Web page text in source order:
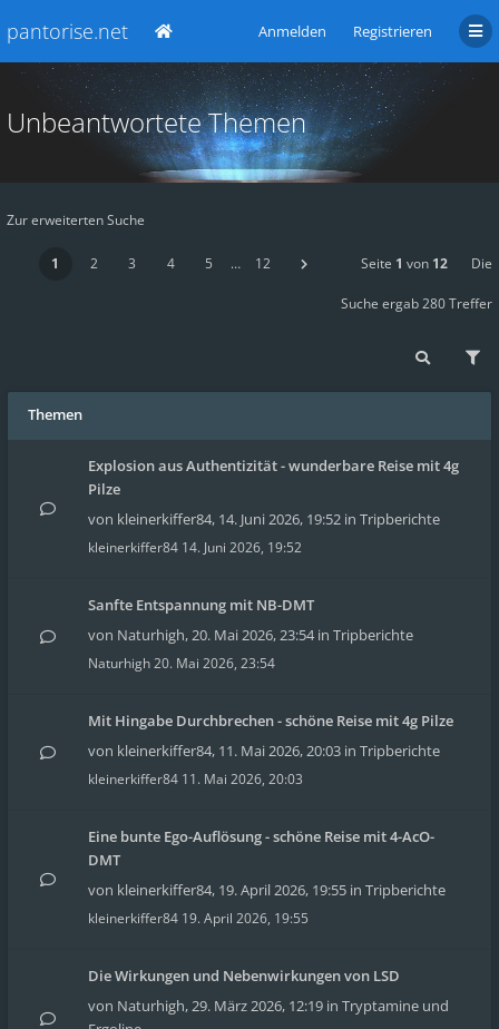
pantorise.net Anmelden Registrieren
Unbeantwortete Themen
Zur erweiterten Suche
1 2 3 4 5 … 12 Seite 1 von 12 Die
Suche ergab 280 Treffer
Themen
Explosion aus Authentizität - wunderbare Reise mit 4g
Pilze
von kleinerkiffer84, 14. Juni 2026, 19:52 in Tripberichte
kleinerkiffer84 14. Juni 2026, 19:52
Sanfte Entspannung mit NB-DMT
von Naturhigh,20. Mai 2026, 23:54in Tripberichte
Naturhigh20. Mai 2026, 23:54
Mit Hingabe Durchbrechen - schöne Reise mit 4g Pilze
von kleinerkiffer84, 11. Mai 2026, 20:03 in Tripberichte
kleinerkiffer84 11. Mai 2026, 20:03
Eine bunte Ego-Auflösung - schöne Reise mit 4-AcO-
DMT
von kleinerkiffer84, 19. April 2026, 19:55 in Tripberichte
kleinerkiffer84 19. April 2026, 19:55
Die Wirkungen und Nebenwirkungen von LSD
von Naturhigh,29. März 2026, 12:19 in Tryptamine und